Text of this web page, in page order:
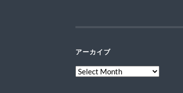
アーカイブ
ア
ー